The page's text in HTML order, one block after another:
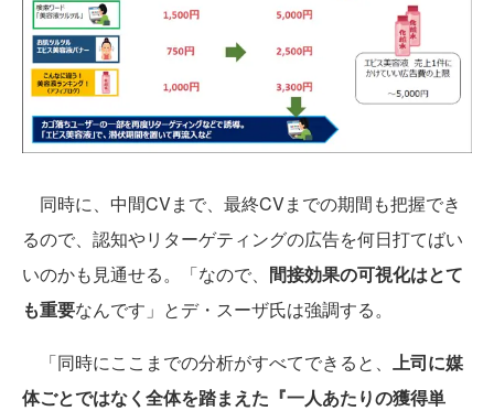
同時に、中間CVまで、最終CVまでの期間も把握でき
るので、認知やリターゲティングの広告を何日打てばい
いのかも見通せる。「なので、 間接効果の可視化はとて
も重要なんです」とデ・スーザ氏は強調する。
「同時にここまでの分析がすべてできると、 上司に媒
体ごとではなく全体を踏まえた『一人あたりの獲得単